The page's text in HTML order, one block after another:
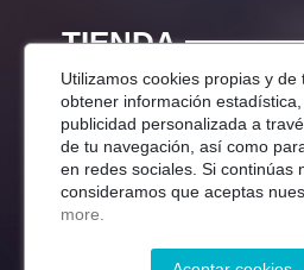
TIENDA
Menaje Mesa
Para Tu Cocina
Decoracion
Jardín
Utilizamos cookies propias y de
obtener información
publicidad personalizada a
de tu navegación, así como
en redes sociales. Si continúas
consideramos que aceptas
more.